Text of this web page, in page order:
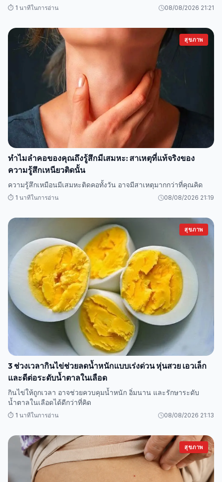
⏱️ 1 นาทีในการอ่าน 08/08/2026 21:21
สุขภาพ
ทำไมลำคอของคุณถึงรู้สึกมีเสมหะ: สาเหตุที่แท้จริงของ
ความรู้สึกเหนียวติดนั้น
ความรู้สึกเหมือนมีเสมหะติดคอทั้งวัน อาจมีสาเหตุมากกว่าที่คุณคิด
⏱️ 1 นาทีในการอ่าน 08/08/2026 21:19
สุขภาพ
3 ช่วงเวลากินไข่ช่วยลดน้ำหนักแบบเร่งด่วน หุ่นสวย เอวเล็ก
และดีต่อระดับน้ำตาลในเลือด
กินไข่ให้ถูกเวลา อาจช่วยควบคุมน้ำหนัก อิ่มนาน และรักษาระดับ
น้ำตาลในเลือดได้ดีกว่าที่คิด
⏱️ 1 นาทีในการอ่าน 08/08/2026 21:13
สุขภาพ